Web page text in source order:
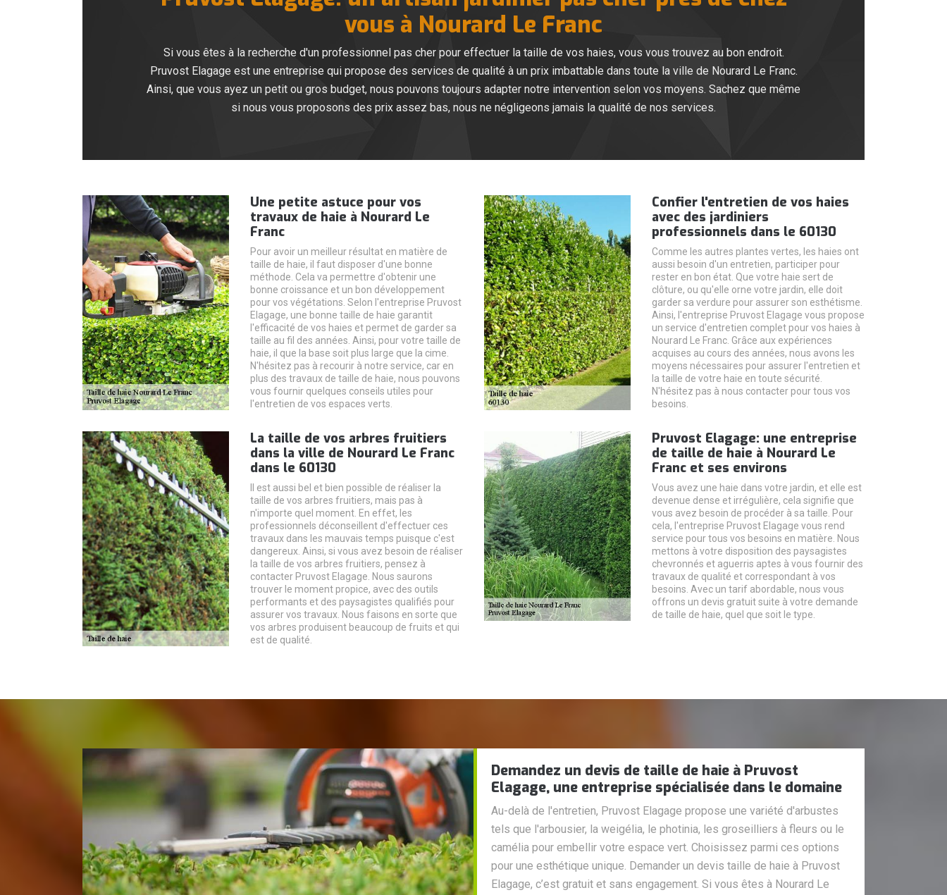
vous à Nourard Le Franc
Si vous êtes à la recherche d'un professionnel pas cher pour effectuer la taille de vos haies, vous vous trouvez au bon endroit.
Pruvost Elagage est une entreprise qui propose des services de qualité à un prix imbattable dans toute la ville de Nourard Le Franc.
Ainsi, que vous ayez un petit ou gros budget, nous pouvons toujours adapter notre intervention selon vos moyens. Sachez que même
si nous vous proposons des prix assez bas, nous ne négligeons jamais la qualité de nos services.
Une petite astuce pour vos
travaux de haie à Nourard Le
Franc
Pour avoir un meilleur résultat en matière de
taille de haie, il faut disposer d'une bonne
méthode. Cela va permettre d'obtenir une
bonne croissance et un bon développement
pour vos végétations. Selon l'entreprise Pruvost
Elagage, une bonne taille de haie garantit
l'efficacité de vos haies et permet de garder sa
taille au fil des années. Ainsi, pour votre taille de
haie, il que la base soit plus large que la cime.
N'hésitez pas à recourir à notre service, car en
plus des travaux de taille de haie, nous pouvons
vous fournir quelques conseils utiles pour
l'entretien de vos espaces verts.
Confier l'entretien de vos haies
avec des jardiniers
professionnels dans le 60130
Comme les autres plantes vertes, les haies ont
aussi besoin d'un entretien, participer pour
rester en bon état. Que votre haie sert de
clôture, ou qu'elle orne votre jardin, elle doit
garder sa verdure pour assurer son esthétisme.
Ainsi, l'entreprise Pruvost Elagage vous propose
un service d'entretien complet pour vos haies à
Nourard Le Franc. Grâce aux expériences
acquises au cours des années, nous avons les
moyens nécessaires pour assurer l'entretien et
la taille de votre haie en toute sécurité.
N'hésitez pas à nous contacter pour tous vos
besoins.
La taille de vos arbres fruitiers
dans la ville de Nourard Le Franc
dans le 60130
Il est aussi bel et bien possible de réaliser la
taille de vos arbres fruitiers, mais pas à
n'importe quel moment. En effet, les
professionnels déconseillent d'effectuer ces
travaux dans les mauvais temps puisque c'est
dangereux. Ainsi, si vous avez besoin de réaliser
la taille de vos arbres fruitiers, pensez à
contacter Pruvost Elagage. Nous saurons
trouver le moment propice, avec des outils
performants et des paysagistes qualifiés pour
assurer vos travaux. Nous faisons en sorte que
vos arbres produisent beaucoup de fruits et qui
est de qualité.
Pruvost Elagage: une entreprise
de taille de haie à Nourard Le
Franc et ses environs
Vous avez une haie dans votre jardin, et elle est
devenue dense et irrégulière, cela signifie que
vous avez besoin de procéder à sa taille. Pour
cela, l'entreprise Pruvost Elagage vous rend
service pour tous vos besoins en matière. Nous
mettons à votre disposition des paysagistes
chevronnés et aguerris aptes à vous fournir des
travaux de qualité et correspondant à vos
besoins. Avec un tarif abordable, nous vous
offrons un devis gratuit suite à votre demande
de taille de haie, quel que soit le type.
Demandez un devis de taille de haie à Pruvost
Elagage, une entreprise spécialisée dans le domaine
Au-delà de l'entretien, Pruvost Elagage propose une variété d'arbustes
tels que l'arbousier, la weigélia, le photinia, les groseilliers à fleurs ou le
camélia pour embellir votre espace vert. Choisissez parmi ces options
pour une esthétique unique. Demander un devis taille de haie à Pruvost
Elagage, c’est gratuit et sans engagement. Si vous êtes à Nourard Le